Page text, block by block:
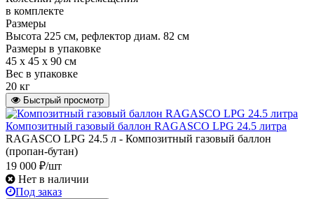
в комплекте
Размеры
Высота 225 см, рефлектор диам. 82 см
Размеры в упаковке
45 х 45 х 90 см
Вес в упаковке
20 кг
Быстрый просмотр
Композитный газовый баллон RAGASCO LPG 24.5 литра
RAGASCO LPG 24.5 л - Композитный газовый баллон
(пропан-бутан)
19 000 ₽/шт
Нет в наличии
Под заказ